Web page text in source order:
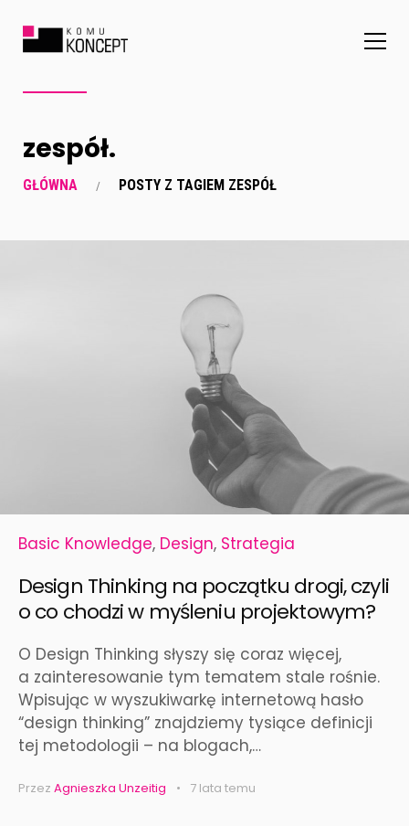
zespół.
GŁÓWNA POSTY Z TAGIEM ZESPÓŁ
Basic Knowledge, Design, Strategia
Design Thinking na początku drogi, czyli
o co chodzi w myśleniu projektowym?
O Design Thinking słyszy się coraz więcej,
a zainteresowanie tym tematem stale rośnie.
Wpisując w wyszukiwarkę internetową hasło
“design thinking” znajdziemy tysiące definicji
tej metodologii – na blogach,…
Przez Agnieszka Unzeitig 7 lata temu